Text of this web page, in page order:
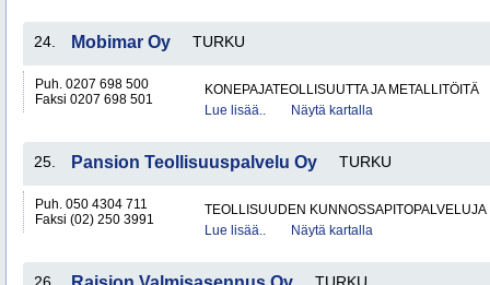
24. Mobimar Oy TURKU
Puh. 0207 698 500
Faksi 0207 698 501
KONEPAJATEOLLISUUTTA JA METALLITÖITÄ
Lue lisää..
Näytä kartalla
25. Pansion Teollisuuspalvelu Oy TURKU
Puh. 050 4304 711
Faksi (02) 250 3991
TEOLLISUUDEN KUNNOSSAPITOPALVELUJA
Lue lisää..
Näytä kartalla